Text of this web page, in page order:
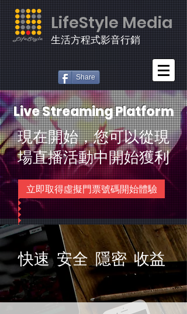
LifeStyle Media
生活方程式影音行銷
Share
Live Streaming Platform
現在開始，您可以從現
場直播活動中開始獲利
立即取得虛擬門票號碼開始體驗
快速 安全 隱密 收益